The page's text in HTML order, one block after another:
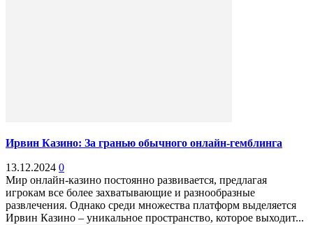
Ирвин Казино: За гранью обычного онлайн-гемблинга
13.12.2024 0
Мир онлайн-казино постоянно развивается, предлагая
игрокам все более захватывающие и разнообразные
развлечения. Однако среди множества платформ выделяется
Ирвин Казино – уникальное пространство, которое выходит...